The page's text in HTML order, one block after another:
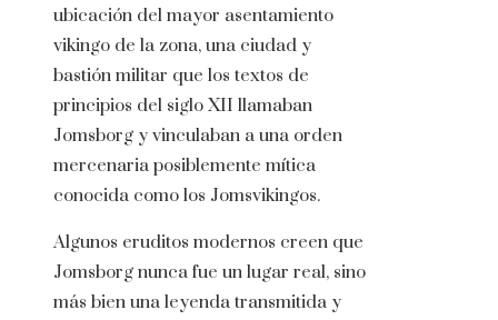
ubicación del mayor asentamiento
vikingo de la zona, una ciudad y
bastión militar que los textos de
principios del siglo XII llamaban
Jomsborg y vinculaban a una orden
mercenaria posiblemente mítica
conocida como los Jomsvikingos.
Algunos eruditos modernos creen que
Jomsborg nunca fue un lugar real, sino
más bien una leyenda transmitida y